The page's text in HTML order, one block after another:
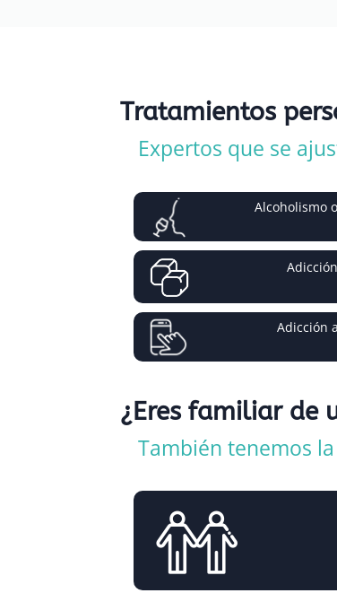
Tratamientos
Expertos que se
Alcoholismo
Adicción
¿Eres familiar de
También tenemos